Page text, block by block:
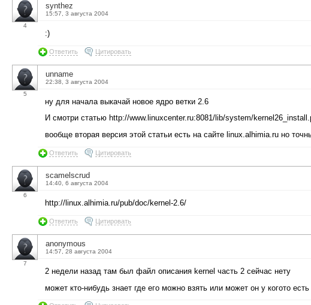
4
synthez
15:57, 3 августа 2004
:)
Ответить Цитировать
5
unname
22:38, 3 августа 2004
ну для начала выкачай новое ядро ветки 2.6
И смотри статью http://www.linuxcenter.ru:8081/lib/system/
вообще вторая версия этой статьи есть на сайте linux.alhimia.ru но
Ответить Цитировать
6
scamelscrud
14:40, 6 августа 2004
http://linux.alhimia.ru/pub/doc/kernel-2.6/
Ответить Цитировать
7
anonymous
14:57, 28 августа 2004
2 недели назад там был файл описания kernel часть 2 сейчас нету
может кто-нибудь знает где его можно взять или может он у когото